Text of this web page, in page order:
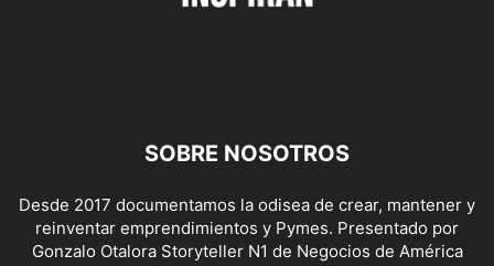
SOBRE NOSOTROS
Desde 2017 documentamos la odisea de crear, mantener y
reinventar emprendimientos y Pymes. Presentado por
Gonzalo Otalora Storyteller N1 de Negocios de América